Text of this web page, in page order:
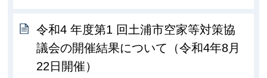
令和4 年度第1 回土浦市空家等対策協
議会の開催結果について（令和4年8月
22日開催）